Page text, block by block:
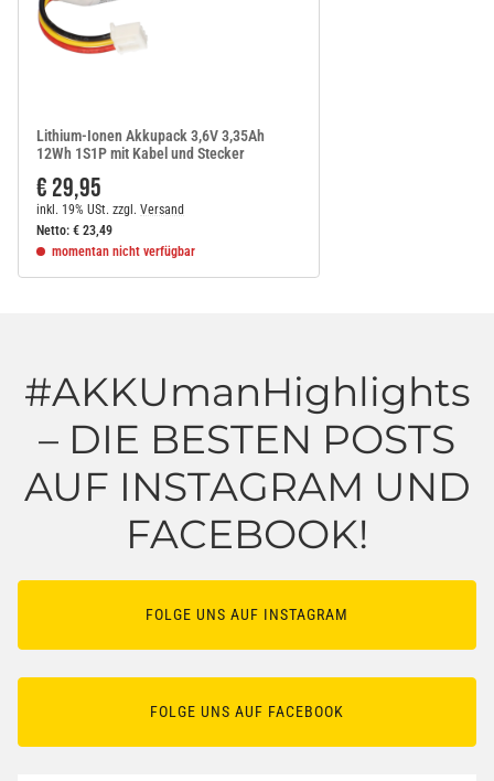
Lithium-Ionen Akkupack 3,6V 3,35Ah
12Wh 1S1P mit Kabel und Stecker
€ 29,95
inkl. 19% USt. zzgl. Versand
Netto: € 23,49
momentan nicht verfügbar
#AKKUmanHighlights
– DIE BESTEN POSTS
AUF INSTAGRAM UND
FACEBOOK!
FOLGE UNS AUF INSTAGRAM
FOLGE UNS AUF FACEBOOK